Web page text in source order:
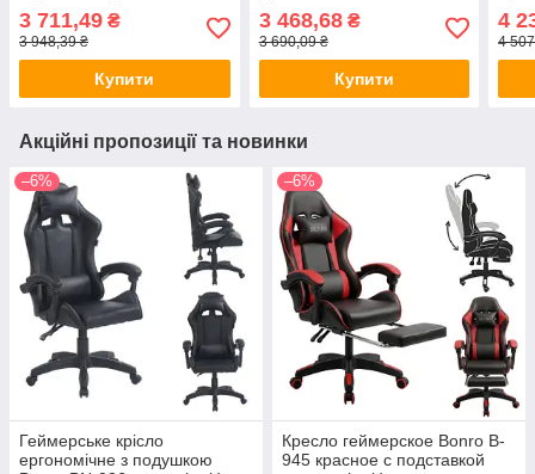
3 711,49 ₴
3 948,39 ₴
Купити
3 468,68₴
3 690,09 ₴
Купити
4
4
Акційні пропозиції та новинки
–6%
Геймерське крісло
ергономічне з подушкою
–6%
Кресло геймерское Bonro B-
945 красное с подставкой